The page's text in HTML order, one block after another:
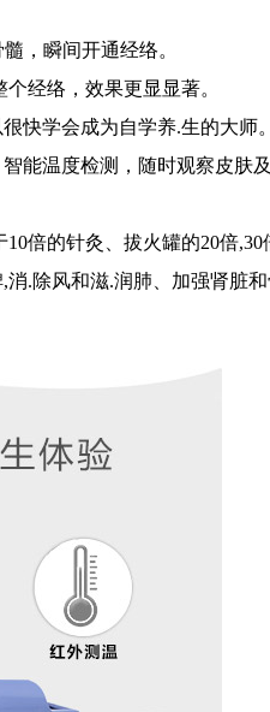
，瞬间开通经络。
经络，效果更显显著。
快学会成为自学养.生的大师。
能温度检测，随时观察皮肤
倍的针灸、拔火罐的20倍,30
.除风和滋.润肺、加强肾脏和